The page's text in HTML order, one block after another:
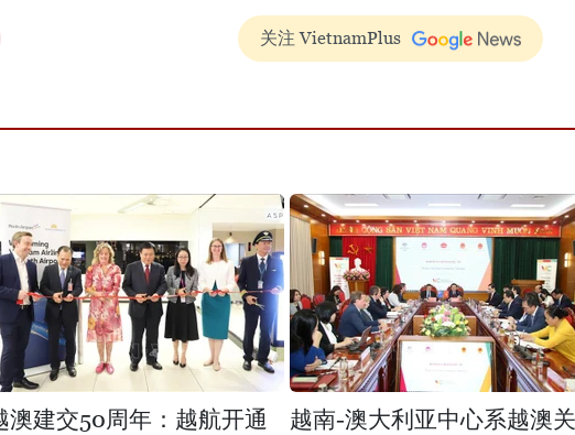
关注 VietnamPlus
澳建交50周年：越航开通
越南-澳大利亚中心系越澳关